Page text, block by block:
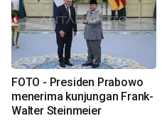
FOTO - Presiden Prabowo
menerima kunjungan Frank-
Walter Steinmeier